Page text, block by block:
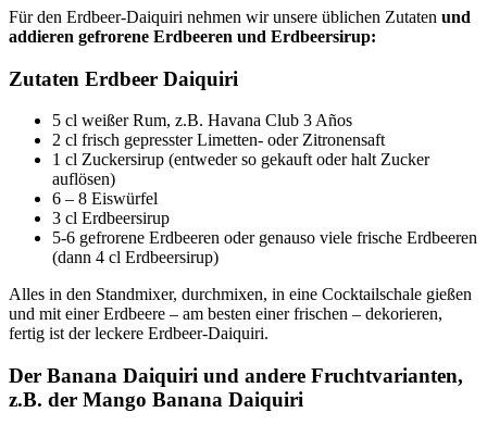
Für den Erdbeer-Daiquiri nehmen wir unsere üblichen Zutaten und
addieren gefrorene Erdbeeren und Erdbeersirup:
Zutaten Erdbeer Daiquiri
5 cl weißer Rum, z.B. Havana Club 3 Años
2 cl frisch gepresster Limetten- oder Zitronensaft
1 cl Zuckersirup (entweder so gekauft oder halt Zucker
auflösen)
6 – 8 Eiswürfel
3 cl Erdbeersirup
5-6 gefrorene Erdbeeren oder genauso viele frische Erdbeeren
(dann 4 cl Erdbeersirup)
Alles in den Standmixer, durchmixen, in eine Cocktailschale gießen
und mit einer Erdbeere – am besten einer frischen – dekorieren,
fertig ist der leckere Erdbeer-Daiquiri.
Der Banana Daiquiri und andere Fruchtvarianten,
z.B. der Mango Banana Daiquiri